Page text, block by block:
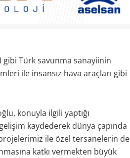
gibi Türk savunma sanayiinin
ile insansız hava araçları gibi
konuyla ilgili yaptığı
kaydederek dünya çapında
ile özel tersanelerin de
katkı vermekten büyük